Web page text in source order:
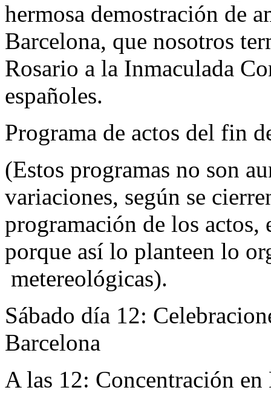
hermosa demostración de
Barcelona, que nosotros
Rosario a la Inmaculada
españoles.
Programa de actos del fin
(Estos programas no son
variaciones, según se
programación de los actos,
porque así lo planteen lo
metereológicas).
Sábado día 12:
Barcelona
A las 12: Concentración